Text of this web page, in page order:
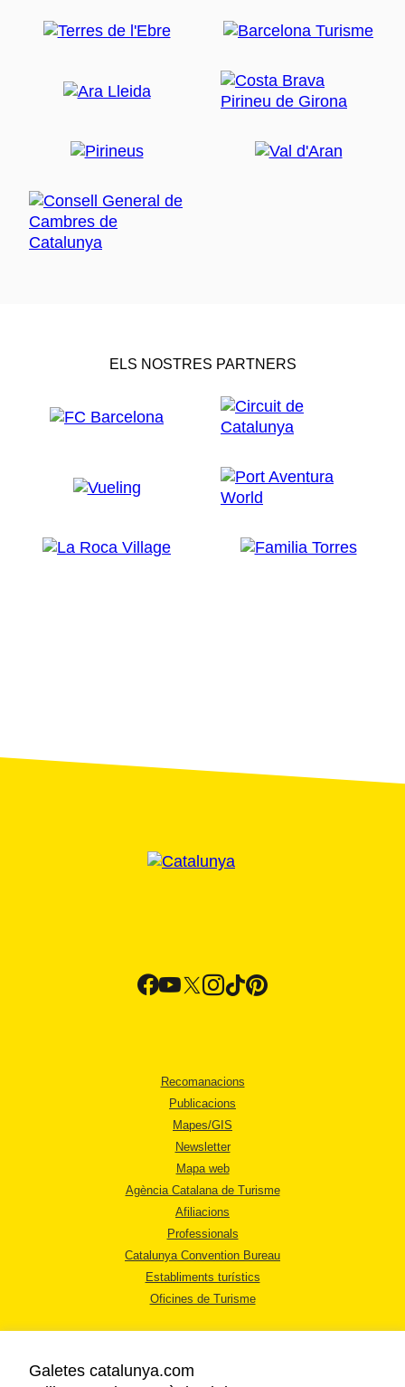
ELS NOSTRES PARTNERS
Recomanacions
Publicacions
Mapes/GIS
Newsletter
Mapa web
Agència Catalana de Turisme
Afiliacions
Professionals
Catalunya Convention Bureau
Establiments turístics
Oficines de Turisme
Galetes catalunya.com